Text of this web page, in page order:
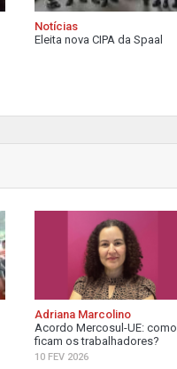
Notícias
Eleita nova CIPA da Spaal
Adriana Marcolino
Acordo Mercosul-UE: como
ficam os trabalhadores?
10 FEV 2026